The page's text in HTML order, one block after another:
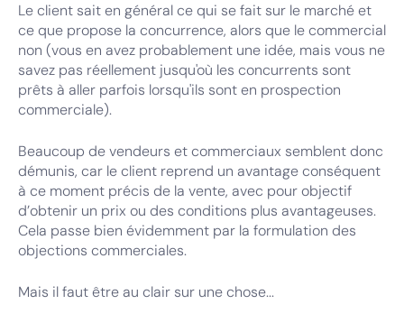
Le client sait en général ce qui se fait sur le marché et
ce que propose la concurrence, alors que le commercial
non (vous en avez probablement une idée, mais vous ne
savez pas réellement jusqu'où les concurrents sont
prêts à aller parfois lorsqu'ils sont en prospection
commerciale).
Beaucoup de vendeurs et commerciaux semblent donc
démunis, car le client reprend un avantage conséquent
à ce moment précis de la vente, avec pour objectif
d’obtenir un prix ou des conditions plus avantageuses.
Cela passe bien évidemment par la formulation des
objections commerciales.
Mais il faut être au clair sur une chose...